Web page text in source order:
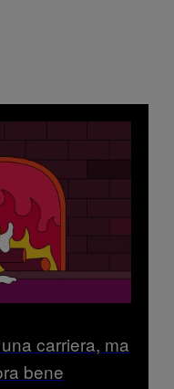
carriera, ma
bene